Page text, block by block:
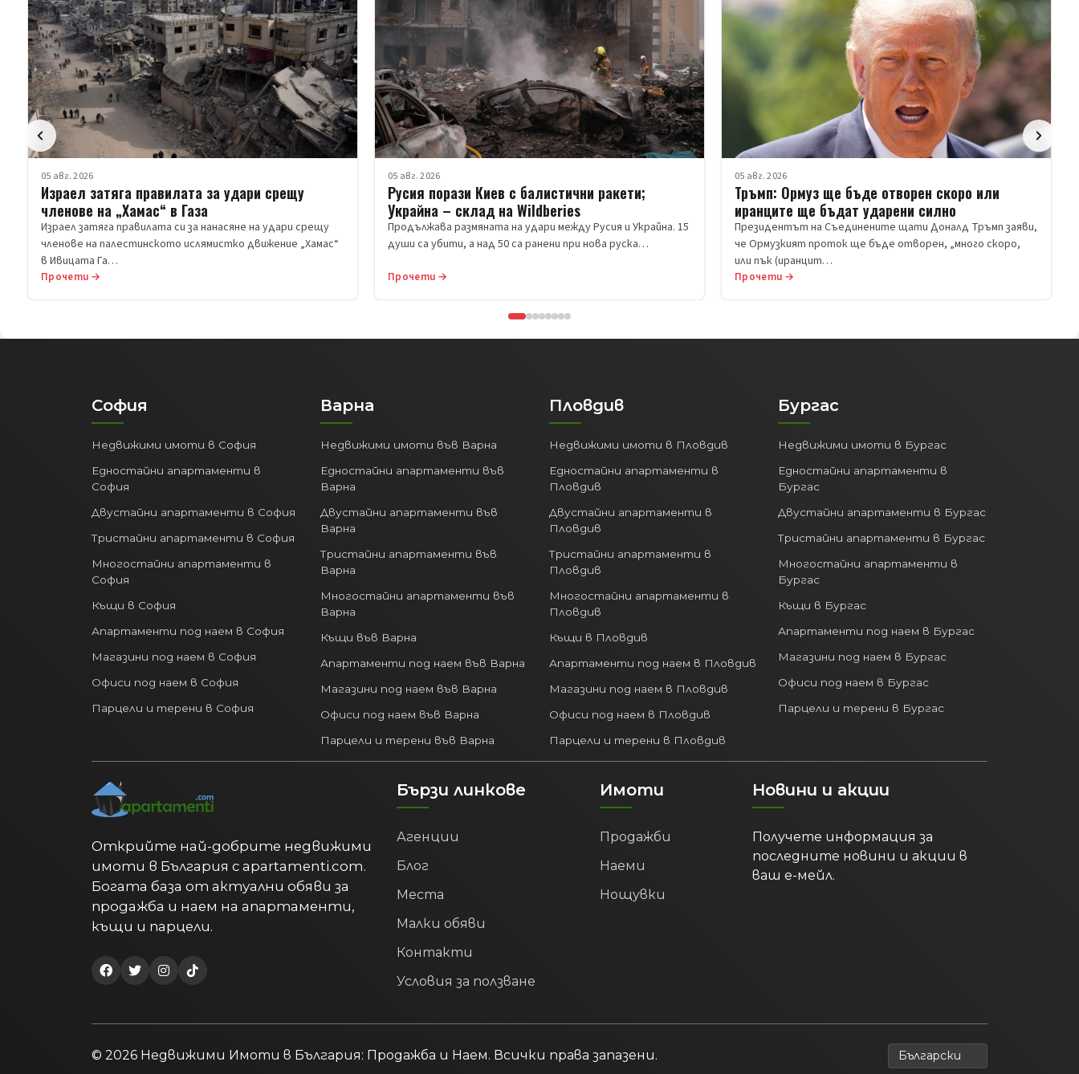
05 авг. 2026
Израел затяга правилата за удари срещу
членове на „Хамас“ в Газа
Израел затяга правилата си за нанасяне на удари срещу
членове на палестинското ислямистко движение „Хамас“
в Ивицата Га…
Прочети →
05 авг. 2026
Русия порази Киев с балистични ракети;
Украйна – склад на Wildberies
Продължава размяната на удари между Русия и Украйна. 15
души са убити, а над 50 са ранени при нова руска…
Прочети →
05 авг. 2026
Тръмп: Ормуз ще бъде отворен скоро или
иранците ще бъдат ударени силно
Президентът на Съединените щати Доналд Тръмп заяви,
че Ормузкият проток ще бъде отворен, „много скоро,
или пък (иранцит…
Прочети →
София
Недвижими имоти в София
Едностайни апартаменти в
София
Двустайни апартаменти в София
Тристайни апартаменти в София
Многостайни апартаменти в
София
Къщи в София
Апартаменти под наем в София
Магазини под наем в София
Офиси под наем в София
Парцели и терени в София
Варна
Недвижими имоти във Варна
Едностайни апартаменти във
Варна
Двустайни апартаменти във
Варна
Тристайни апартаменти във
Варна
Многостайни апартаменти във
Варна
Къщи във Варна
Апартаменти под наем във Варна
Магазини под наем във Варна
Офиси под наем във Варна
Парцели и терени във Варна
Пловдив
Недвижими имоти в Пловдив
Едностайни апартаменти в
Пловдив
Двустайни апартаменти в
Пловдив
Тристайни апартаменти в
Пловдив
Многостайни апартаменти в
Пловдив
Къщи в Пловдив
Апартаменти под наем в Пловдив
Магазини под наем в Пловдив
Офиси под наем в Пловдив
Парцели и терени в Пловдив
Бургас
Недвижими имоти в Бургас
Едностайни апартаменти в
Бургас
Двустайни апартаменти в Бургас
Тристайни апартаменти в Бургас
Многостайни апартаменти в
Бургас
Къщи в Бургас
Апартаменти под наем в Бургас
Магазини под наем в Бургас
Офиси под наем в Бургас
Парцели и терени в Бургас
Открийте най-добрите недвижими
имоти в България с apartamenti.com.
Богата база от актуални обяви за
продажба и наем на апартаменти,
къщи и парцели.
Бързи линкове
Агенции
Блог
Места
Малки обяви
Контакти
Условия за ползване
Имоти
Продажби
Наеми
Нощувки
Новини и акции
Получете информация за
последните новини и акции в
ваш е-мейл.
© 2026 Недвижими Имоти в България: Продажба и Наем. Всички права запазени.